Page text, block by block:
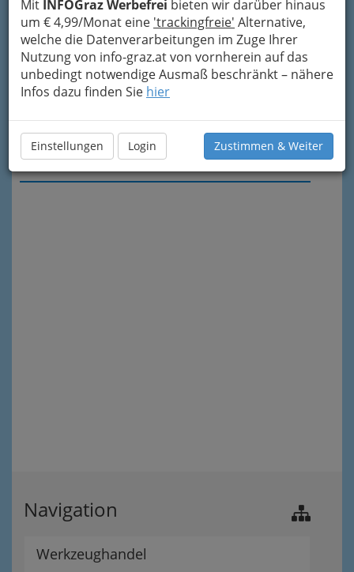
Mit INFOGraz Werbefrei bieten wir darüber hinaus
um € 4,99/Monat eine 'trackingfreie' Alternative,
welche die Datenverarbeitungen im Zuge Ihrer
Nutzung von info-graz.at von vornherein auf das
unbedingt notwendige Ausmaß beschränkt – nähere
Infos dazu finden Sie hier
Einstellungen Login Zustimmen & Weiter
Meine Nachricht senden
Navigation
Werkzeughandel